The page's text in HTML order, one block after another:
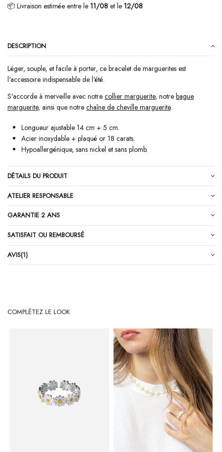
📦 Livraison estimée entre le 11/08 et le 12/08
DESCRIPTION
Léger, souple, et facile à porter, ce bracelet de marguerites est
l'accessoire indispensable de l'été.
S'accorde à merveille avec notre collier marguerite, notre bague
marguerite, ainsi que notre chaîne de cheville marguerite.
Longueur ajustable 14 cm + 5 cm.
Acier inoxydable + plaqué or 18 carats.
Hypoallergénique, sans nickel et sans plomb.
DÉTAILS DU PRODUIT
ATELIER RESPONSABLE
GARANTIE 2 ANS
SATISFAIT OU REMBOURSÉ
AVIS(1)
COMPLÉTEZ LE LOOK